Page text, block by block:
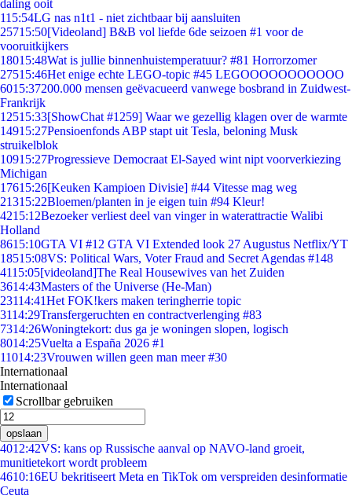
daling ooit
115:54LG nas n1t1 - niet zichtbaar bij aansluiten
25715:50[Videoland] B&B vol liefde 6de seizoen #1 voor de
vooruitkijkers
18015:48Wat is jullie binnenhuistemperatuur? #81 Horrorzomer
27515:46Het enige echte LEGO-topic #45 LEGOOOOOOOOOOO
6015:37200.000 mensen geëvacueerd vanwege bosbrand in Zuidwest-
Frankrijk
12515:33[ShowChat #1259] Waar we gezellig klagen over de warmte
14915:27Pensioenfonds ABP stapt uit Tesla, beloning Musk
struikelblok
10915:27Progressieve Democraat El-Sayed wint nipt voorverkiezing
Michigan
17615:26[Keuken Kampioen Divisie] #44 Vitesse mag weg
21315:22Bloemen/planten in je eigen tuin #94 Kleur!
4215:12Bezoeker verliest deel van vinger in waterattractie Walibi
Holland
8615:10GTA VI #12 GTA VI Extended look 27 Augustus Netflix/YT
18515:08VS: Political Wars, Voter Fraud and Secret Agendas #148
4115:05[videoland]The Real Housewives van het Zuiden
3614:43Masters of the Universe (He-Man)
23114:41Het FOK!kers maken teringherrie topic
3114:29Transfergeruchten en contractverlenging #83
7314:26Woningtekort: dus ga je woningen slopen, logisch
8014:25Vuelta a España 2026 #1
11014:23Vrouwen willen geen man meer #30
Internationaal
Internationaal
Scrollbar gebruiken
opslaan
4012:42VS: kans op Russische aanval op NAVO-land groeit,
munitietekort wordt probleem
4610:16EU bekritiseert Meta en TikTok om verspreiden desinformatie
Ceuta